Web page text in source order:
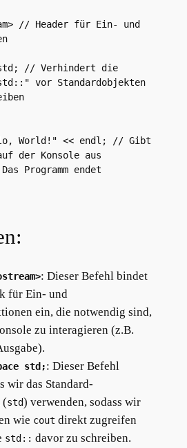
// Header für Ein- und
std; // Verhindert die
vor Standardobjekten
der Konsole aus
: Dieser Befehl bindet
für Ein- und
ein, die notwendig sind,
zu interagieren (z.B.
std;: Dieser Befehl
wir das Standard-
(std) verwenden, sodass wir
wie cout direkt zugreifen
std:: davor zu schreiben.